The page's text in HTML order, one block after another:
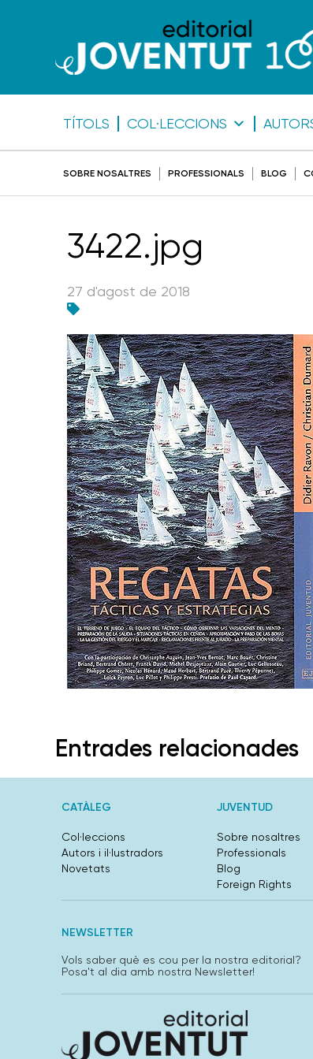
TÍTOLS COL·LECCIONS
SOBRE NOSALTRES PROFESSIONALS BLOG
3422.jpg
27 d'agost de 2018
Entrades relacionades
CATÀLEG
Col·leccions
Autors i il·lustradors
Novetats
JUVENTUD
Sobre nosaltres
Professionals
Blog
Foreign Rights
NEWSLETTER
Vols saber què es cou per la nostra editorial?
Posa't al dia amb nostra Newsletter!